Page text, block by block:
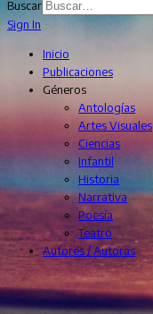
Buscar
Sign In
Inicio
Publicaciones
Géneros
Antologías
Artes Visuales
Ciencias
Infantil
Historia
Narrativa
Poesía
Teatro
Autores / Autoras